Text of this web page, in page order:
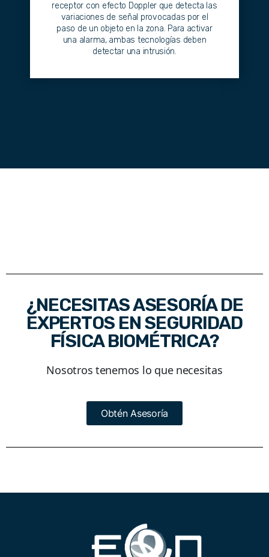
receptor con efecto Doppler que detecta las
variaciones de señal provocadas por el
paso de un objeto en la zona. Para activar
una alarma, ambas tecnologías deben
detectar una intrusión.
¿NECESITAS ASESORÍA DE
EXPERTOS EN SEGURIDAD
FÍSICA BIOMÉTRICA?
Nosotros tenemos lo que necesitas
Obtén Asesoría